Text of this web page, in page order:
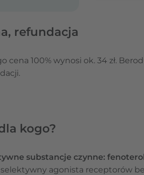
refundacja
100% wynosi ok. 34 zł.
kogo?
substancje czynne:
agonista receptorów